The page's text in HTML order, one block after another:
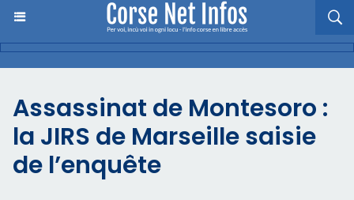
Assassinat de Montesoro :
la JIRS de Marseille saisie
de l’enquête